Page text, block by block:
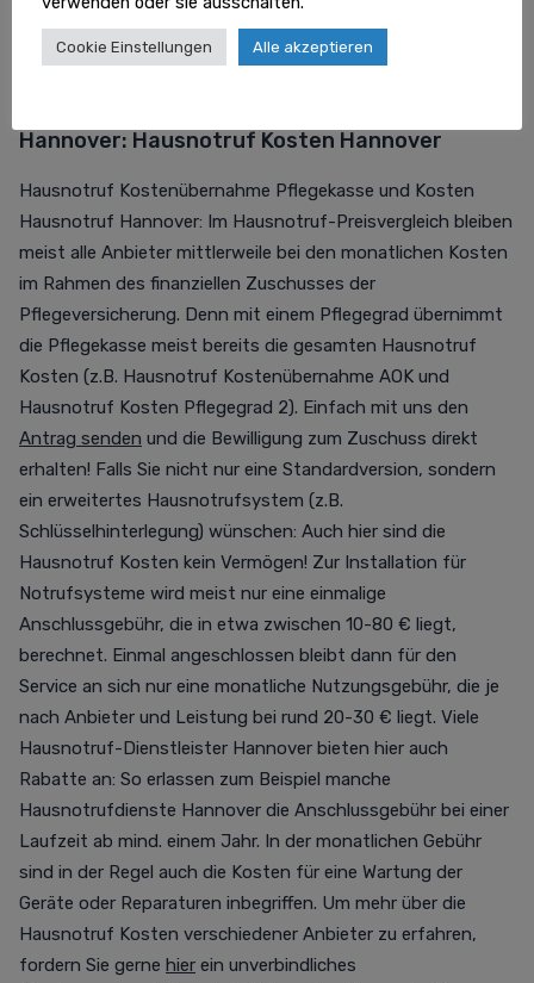
Rettungsteam informiert werden.
Hannover: Hausnotruf Kosten Hannover
Hausnotruf Kostenübernahme Pflegekasse und Kosten
Hausnotruf Hannover: Im Hausnotruf-Preisvergleich bleiben
meist alle Anbieter mittlerweile bei den monatlichen Kosten
im Rahmen des finanziellen Zuschusses der
Pflegeversicherung. Denn mit einem Pflegegrad übernimmt
die Pflegekasse meist bereits die gesamten Hausnotruf
Kosten (z.B. Hausnotruf Kostenübernahme AOK und
Hausnotruf Kosten Pflegegrad 2). Einfach mit uns den
Antrag senden und die Bewilligung zum Zuschuss direkt
erhalten! Falls Sie nicht nur eine Standardversion, sondern
ein erweitertes Hausnotrufsystem (z.B.
Schlüsselhinterlegung) wünschen: Auch hier sind die
Hausnotruf Kosten kein Vermögen! Zur Installation für
Notrufsysteme wird meist nur eine einmalige
Anschlussgebühr, die in etwa zwischen 10-80 € liegt,
berechnet. Einmal angeschlossen bleibt dann für den
Service an sich nur eine monatliche Nutzungsgebühr, die je
nach Anbieter und Leistung bei rund 20-30 € liegt. Viele
Hausnotruf-Dienstleister Hannover bieten hier auch
Rabatte an: So erlassen zum Beispiel manche
Hausnotrufdienste Hannover die Anschlussgebühr bei einer
Laufzeit ab mind. einem Jahr. In der monatlichen Gebühr
sind in der Regel auch die Kosten für eine Wartung der
Geräte oder Reparaturen inbegriffen. Um mehr über die
Hausnotruf Kosten verschiedener Anbieter zu erfahren,
fordern Sie gerne hier ein unverbindliches
Cookie Einstellungen Alle akzeptieren